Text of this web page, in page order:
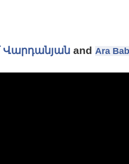
Վարդանյան and Ara